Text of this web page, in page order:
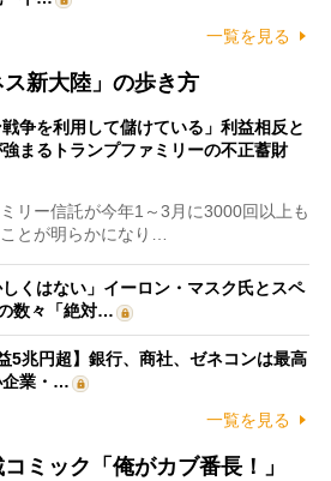
一覧を見る
新大陸」の歩き方
戦争を利用して儲けている」利益相反と
まるトランプファミリーの不正蓄財
リー信託が今年1～3月に3000回以上も
とが明らかになり…
しくはない」イーロン・マスク氏とスペ
数々「絶対…
5兆円超】銀行、商社、ゼネコンは最高
企業・…
一覧を見る
ミック「俺がカブ番長！」